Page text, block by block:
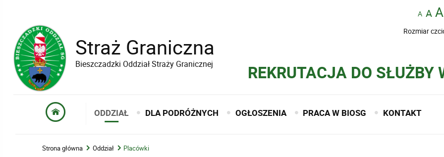
Straż Graniczna
Bieszczadzki Oddział Straży Granicznej
Rozmiar
REKRUTACJA DO SŁUŻBY
ODDZIAŁ DLA PODRÓŻNYCH OGŁOSZENIA PRACA W BIOSG KONTAKT
Strona główna Oddział Placówki